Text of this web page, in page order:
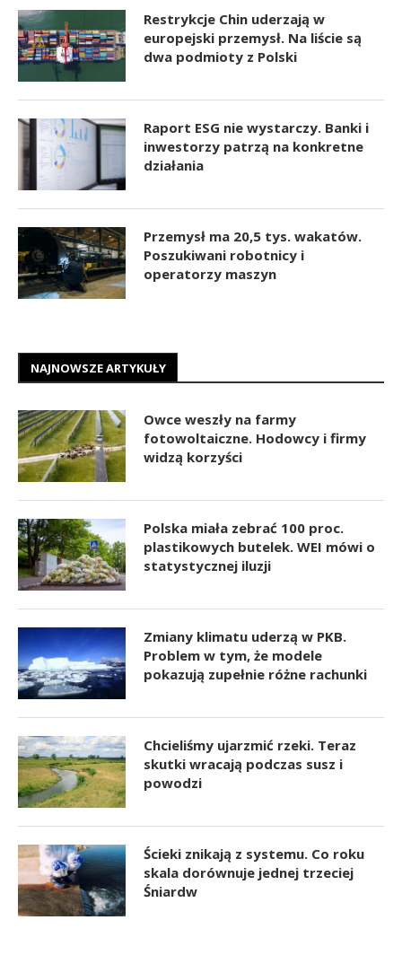
Restrykcje Chin uderzają w
europejski przemysł. Na liście są
dwa podmioty z Polski
Raport ESG nie wystarczy. Banki i
inwestorzy patrzą na konkretne
działania
Przemysł ma 20,5 tys. wakatów.
Poszukiwani robotnicy i
operatorzy maszyn
NAJNOWSZE ARTYKUŁY
Owce weszły na farmy
fotowoltaiczne. Hodowcy i firmy
widzą korzyści
Polska miała zebrać 100 proc.
plastikowych butelek. WEI mówi o
statystycznej iluzji
Zmiany klimatu uderzą w PKB.
Problem w tym, że modele
pokazują zupełnie różne rachunki
Chcieliśmy ujarzmić rzeki. Teraz
skutki wracają podczas susz i
powodzi
Ścieki znikają z systemu. Co roku
skala dorównuje jednej trzeciej
Śniardw